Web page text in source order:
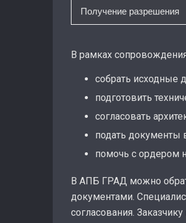
Получение разрешения
В рамках
собрать исходные
подготовить
согласовать
подать документы
помочь с ордером
В АПБ ГРАД можно
документами.
согласования.